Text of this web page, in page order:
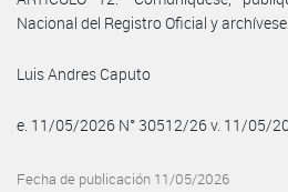
Nacional del Registro Oficial y archívese.
Luis Andres Caputo
e. 11/05/2026 N° 30512/26 v. 11/05/
Fecha de publicación 11/05/2026